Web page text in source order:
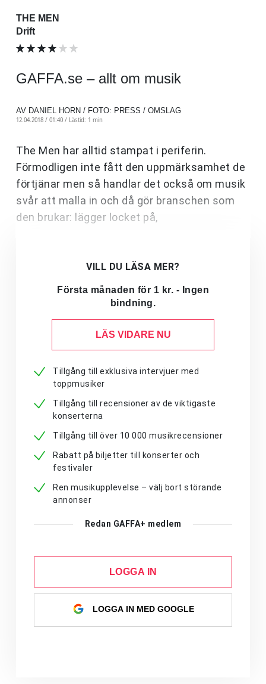
THE MEN
Drift
GAFFA.se – allt om musik
AV DANIEL HORN / FOTO: PRESS / OMSLAG
12.04.2018 / 01:40 / Lästid: 1 min
The Men har alltid stampat i periferin.
Förmodligen inte fått den uppmärksamhet de
förtjänar men så handlar det också om musik
svår att malla in och då gör branschen som
den brukar: lägger locket på,
VILL DU LÄSA MER?
Första månaden för 1 kr. - Ingen
bindning.
LÄS VIDARE NU
Tillgång till exklusiva intervjuer med
toppmusiker
Tillgång till recensioner av de viktigaste
konserterna
Tillgång till över 10 000 musikrecensioner
Rabatt på biljetter till konserter och
festivaler
Ren musikupplevelse – välj bort störande
annonser
Redan GAFFA+ medlem
LOGGA IN
LOGGA IN MED GOOGLE